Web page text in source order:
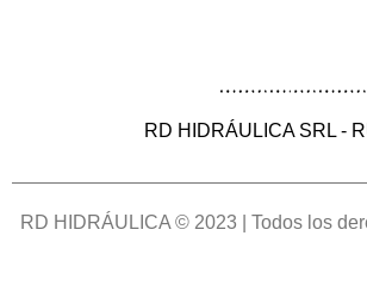
RD HIDRÁULICA SRL -
RD HIDRÁULICA © 2023 | Todos los